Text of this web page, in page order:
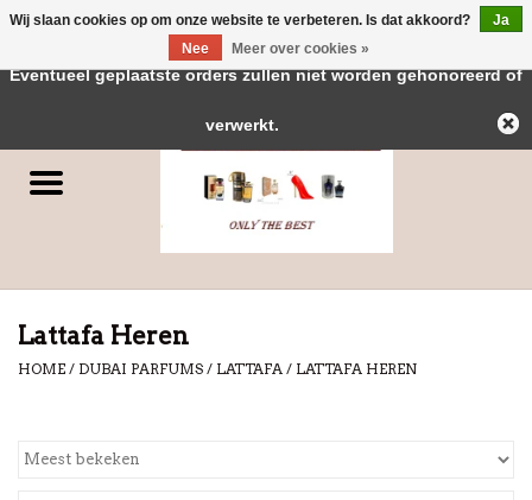
Parfums
Lattafa Heren
HOME / DUBAI PARFUMS / LATTAFA / LATTAFA HEREN
Wij slaan cookies op om onze website te verbeteren. Is dat akkoord?
Ja
Nee
Meer over cookies »
← Keer terug naar de backofficeDeze winkel is in aanbouw.
Eventueel geplaatste orders zullen niet worden gehonoreerd of
verwerkt.